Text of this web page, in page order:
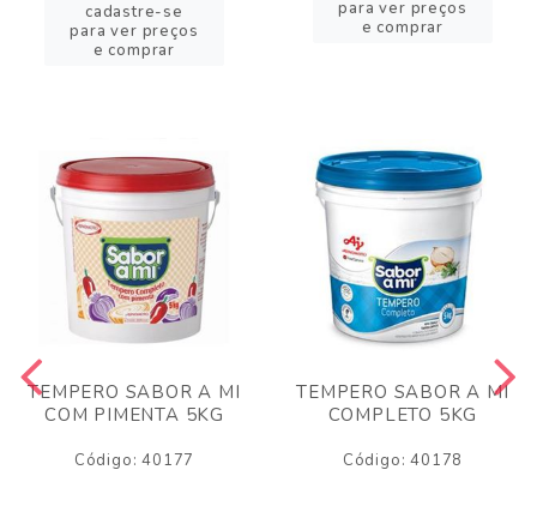
cadastre-se
para ver preços
e comprar
para ver preços
e comprar
TEMPERO SABOR A MI
COM PIMENTA 5KG
Código: 40177
TEMPERO SABOR A MI
COMPLETO 5KG
Código: 40178